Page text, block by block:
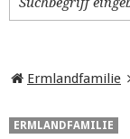
Ermlandfamilie
ERMLANDFAMILIE